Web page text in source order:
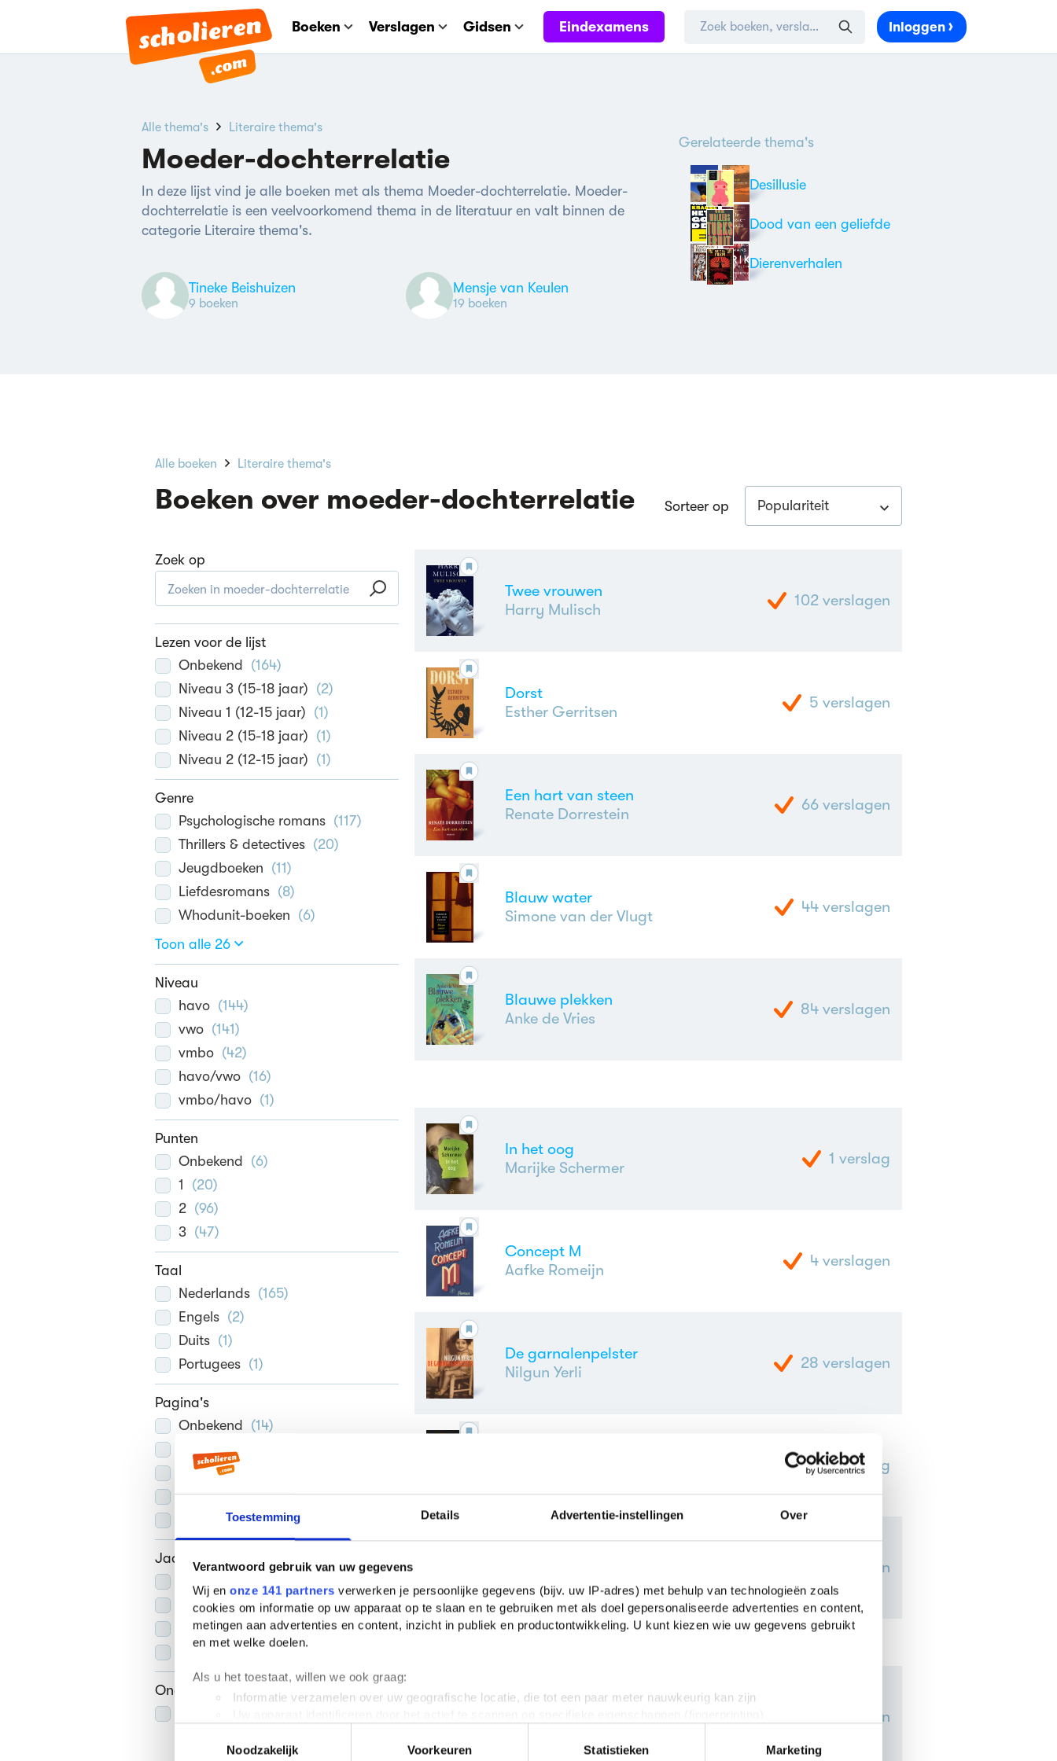
Toestemming Details Advertentie-instellingen Over
Verantwoord gebruik van uw gegevens
Wij en onze 141 partners verwerken je persoonlijke gegevens (bijv. uw IP-adres) met behulp van technologieën zoals
cookies om informatie op uw apparaat op te slaan en te gebruiken met als doel gepersonaliseerde advertenties en content,
metingen aan advertenties en content, inzicht in publiek en productontwikkeling. U kunt kiezen wie uw gegevens gebruikt
en met welke doelen.
Als u het toestaat, willen we ook graag:
Informatie verzamelen over uw geografische locatie, die tot een paar meter nauwkeurig kan zijn
toestemming op elk moment wijzigen of intrekken in de Cookieverklaring.
Noodzakelijk
Voorkeuren Statistieken Marketing
Boeken Verslagen Gidsen Eindexamens Inloggen
Alle thema's Literaire thema's
Moeder-dochterrelatie
In deze lijst vind je alle boeken met als thema Moeder-dochterrelatie. Moeder-
dochterrelatie is een veelvoorkomend thema in de literatuur en valt binnen de
categorie Literaire thema's.
Tineke Beishuizen
9 boeken
Mensje van Keulen
19 boeken
Gerelateerde thema's
Desillusie
Dood van een geliefde
Dierenverhalen
Alle boeken Literaire thema's
Boeken over moeder-dochterrelatie Sorteer op Populariteit
Zoek op
Lezen voor de lijst
Onbekend (164)
Niveau 3 (15-18 jaar) (2)
Niveau 1 (12-15 jaar) (1)
Niveau 2 (15-18 jaar) (1)
Niveau 2 (12-15 jaar) (1)
Genre
Psychologische romans (117)
Thrillers & detectives (20)
Jeugdboeken (11)
Liefdesromans (8)
Whodunit-boeken (6)
Toon alle 26
Niveau
havo (144)
vwo (141)
vmbo (42)
havo/vwo (16)
vmbo/havo (1)
Punten
Onbekend (6)
1 (20)
2 (96)
3 (47)
Taal
Nederlands (165)
Engels (2)
Duits (1)
Portugees (1)
Pagina's
Onbekend (14)
50-100(5
100-250
250-500(52)
1)
Jaar van uitgave
1981-2005( 33)
1946-1980(10 )
1880-1945(1)
Onderwerpen
Twee vrouwen
Harry Mulisch
102 verslagen
Dorst
Esther Gerritsen
5 verslagen
Een hart van steen
Renate Dorrestein
66 verslagen
Blauw water
Simone van der Vlugt
44 verslagen
Blauwe plekken
Anke de Vries
84 verslagen
In het oog
Marijke Schermer
1 verslag
Concept M
Aafke Romeijn
4 verslagen
De garnalenpelster
Nilgun Yerli
28 verslagen
1verslag
verslagen
Wij dansen niet
Ellen Heijmerikx
verslagen